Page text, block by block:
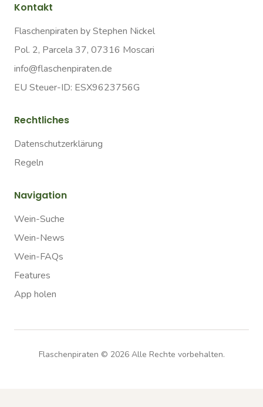
Kontakt
Flaschenpiraten by Stephen Nickel
Pol. 2, Parcela 37, 07316 Moscari
info@flaschenpiraten.de
EU Steuer-ID: ESX9623756G
Rechtliches
Datenschutzerklärung
Regeln
Navigation
Wein-Suche
Wein-News
Wein-FAQs
Features
App holen
Flaschenpiraten © 2026Alle Rechte vorbehalten.